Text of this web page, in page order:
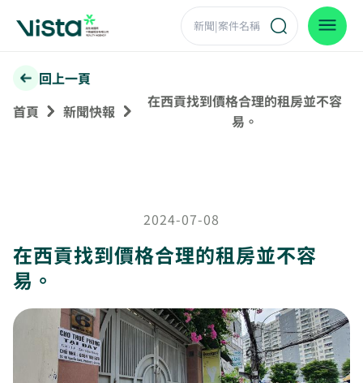
回上一頁
首頁
新聞快報
在西貢找到價格合理的租房並不容
易。
2024-07-08
在西貢找到價格合理的租房並不容
易。